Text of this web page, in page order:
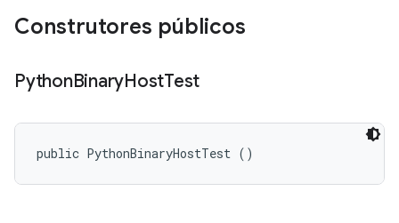
Construtores públicos
PythonBinaryHostTest
public PythonBinaryHostTest ()